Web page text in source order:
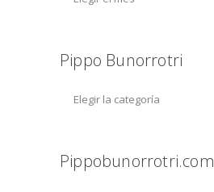
Pippo Bunorrotri
Pippobunorrotri.com